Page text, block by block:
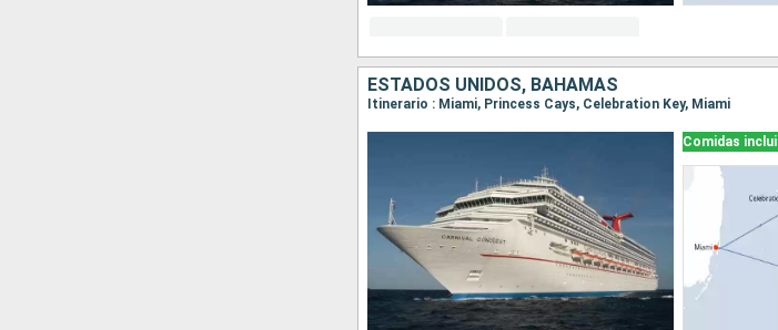
Si lo prefiere, podrá embarcarse en una ruta que combina las playas paradisíacas con escalas
que poblaron esas tierras, podrá combinar cultura, turismo activo y relax en la misma travesía. Visitará
entre una corta escapada de 5 días o unas vacaciones de hasta 9 días.
En la ruta del Caribe-Antillas, podrá elegir entre varios circuitos que navegan por las aguas de Puerto
territorios igual de paradisíacos y fascinantes, pero mucho menos explorados por el hombre. Su
para descubrir un fondo marino excepcional o simplemente relajarse en sus serenas playas alejadas
puertos como Aruba, Nassau, Freeport, Willemstad, Saint George, isla Gran Turca, Cayo Hueso o Saint
ESTADOS UNIDOS, BAHAMAS
Itinerario : Miami, Princess Cays, Celebration Key, Miami
Comidas